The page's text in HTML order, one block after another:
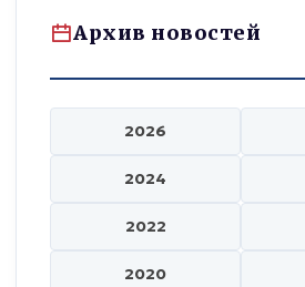
Архив новостей
2026
2024
2022
2020